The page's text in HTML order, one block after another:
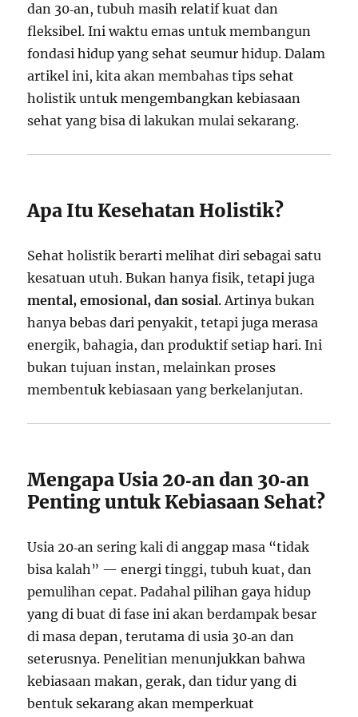
dan 30‑an, tubuh masih relatif kuat dan
fleksibel. Ini waktu emas untuk membangun
fondasi hidup yang sehat seumur hidup. Dalam
artikel ini, kita akan membahas tips sehat
holistik untuk mengembangkan kebiasaan
sehat yang bisa di lakukan mulai sekarang.
Apa Itu Kesehatan Holistik?
Sehat holistik berarti melihat diri sebagai satu
kesatuan utuh. Bukan hanya fisik, tetapi juga
mental, emosional, dan sosial. Artinya bukan
hanya bebas dari penyakit, tetapi juga merasa
energik, bahagia, dan produktif setiap hari. Ini
bukan tujuan instan, melainkan proses
membentuk kebiasaan yang berkelanjutan.
Mengapa Usia 20‑an dan 30‑an
Penting untuk Kebiasaan Sehat?
Usia 20‑an sering kali di anggap masa “tidak
bisa kalah” — energi tinggi, tubuh kuat, dan
pemulihan cepat. Padahal pilihan gaya hidup
yang di buat di fase ini akan berdampak besar
di masa depan, terutama di usia 30‑an dan
seterusnya. Penelitian menunjukkan bahwa
kebiasaan makan, gerak, dan tidur yang di
bentuk sekarang akan memperkuat